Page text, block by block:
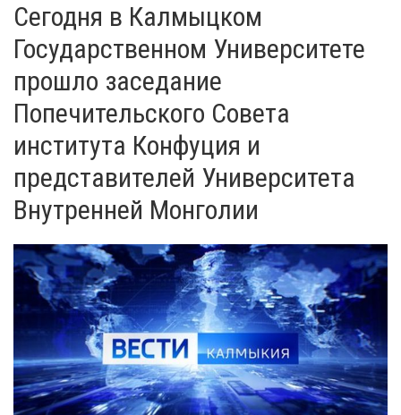
Сегодня в Калмыцком
Государственном Университете
прошло заседание
Попечительского Совета
института Конфуция и
представителей Университета
Внутренней Монголии